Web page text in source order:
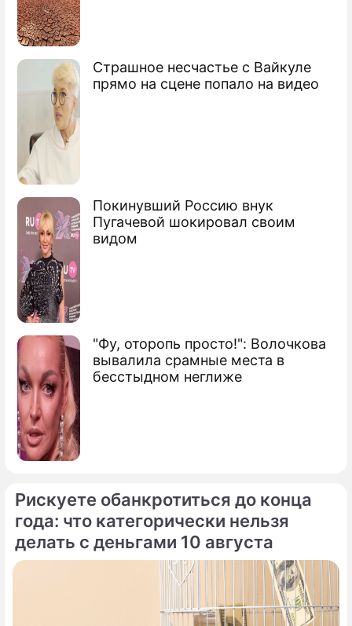
Страшное несчастье с Вайкуле
прямо на сцене попало на видео
Покинувший Россию внук
Пугачевой шокировал своим
видом
"Фу, оторопь просто!": Волочкова
вывалила срамные места в
бесстыдном неглиже
Турция готовит России торговые
преграды
Турция пустила корабли США в Черное
море
Рискуете обанкротиться до конца
года: что категорически нельзя
делать с деньгами 10 августа